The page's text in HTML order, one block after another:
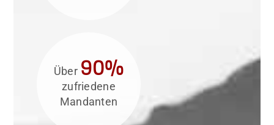
Über 90%
zufriedene
Mandanten